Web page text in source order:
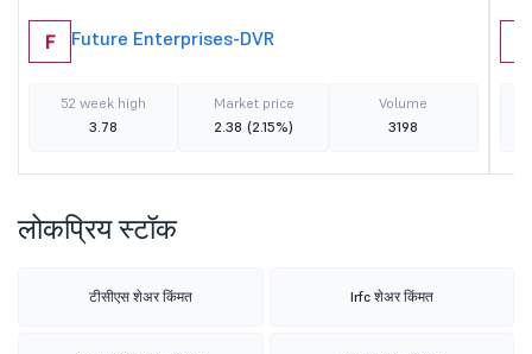
F Future Enterprises-DVR
52 week high
3.78
Market price
2.38 (2.15%)
Volume
3198
लोकप्रिय स्टॉक
टीसीएस शेअर किंमत Irfc शेअर किंमत